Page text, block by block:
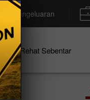
Pengeluaran
Rehat Sebentar